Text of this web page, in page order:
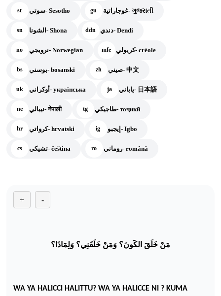
st سوتي- Sesotho gu غوجاراتية- ગુજરાતી
sn الشونا- Shona ddn دندي- Dendi
no نرويجي- Norwegian mfe كريولي- créole
bs بوسني- bosanski zh صيني- 中文
uk أوكراني- українська ja ياباني- 日本語
ne نيبالي- नेपाली tg طاجيكي- тоҷикӣ
hr كرواتي- hrvatski ig إيجبو- Igbo
cs تشيكي- čeština ro روماني- română
+ -
مَنْ خَلَقَ الكَونَ؟ وَمَنْ خَلَقَنِي؟ وَلِمَاذَا؟
WA YA HALICCI HALITTU? WA YA HALICCE NI ? KUMA